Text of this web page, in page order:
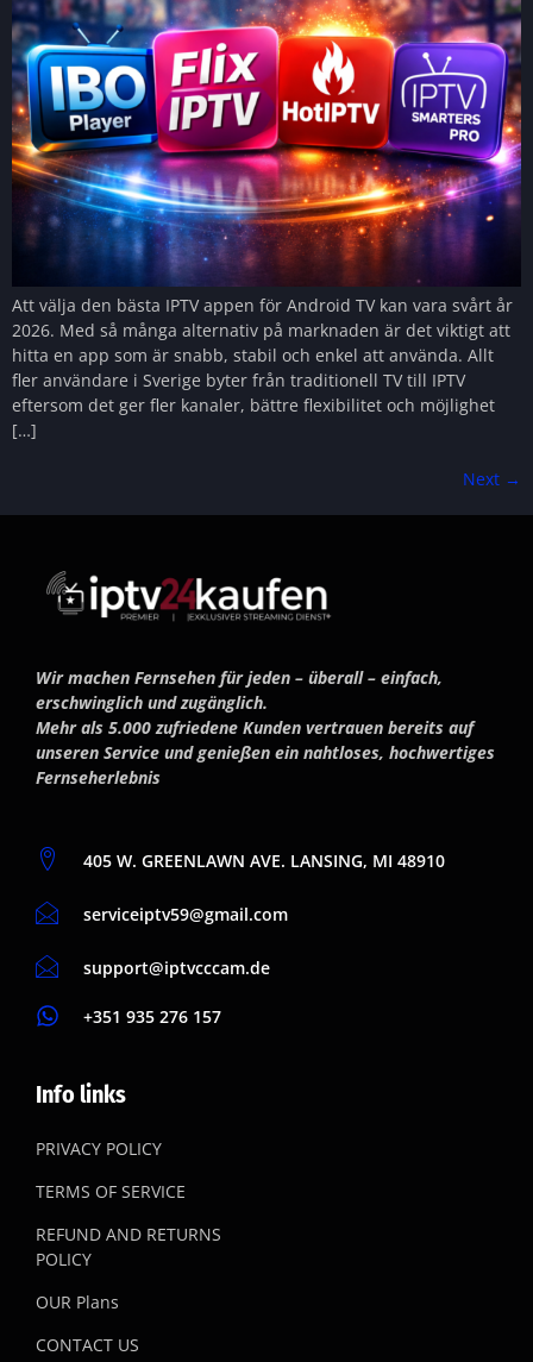
Att välja den bästa IPTV appen för Android TV kan vara svårt år
2026. Med så många alternativ på marknaden är det viktigt att
hitta en app som är snabb, stabil och enkel att använda. Allt
fler användare i Sverige byter från traditionell TV till IPTV
eftersom det ger fler kanaler, bättre flexibilitet och möjlighet
[…]
Next →
Wir machen Fernsehen für jeden – überall – einfach,
erschwinglich und zugänglich.
Mehr als 5.000 zufriedene Kunden vertrauen bereits auf
unseren Service und genießen ein nahtloses, hochwertiges
Fernseherlebnis
405 W. GREENLAWN AVE. LANSING, MI 48910
serviceiptv59@gmail.com
support@iptvcccam.de
+351 935 276 157
Info links
PRIVACY POLICY
TERMS OF SERVICE
REFUND AND RETURNS
POLICY
OUR Plans
CONTACT US